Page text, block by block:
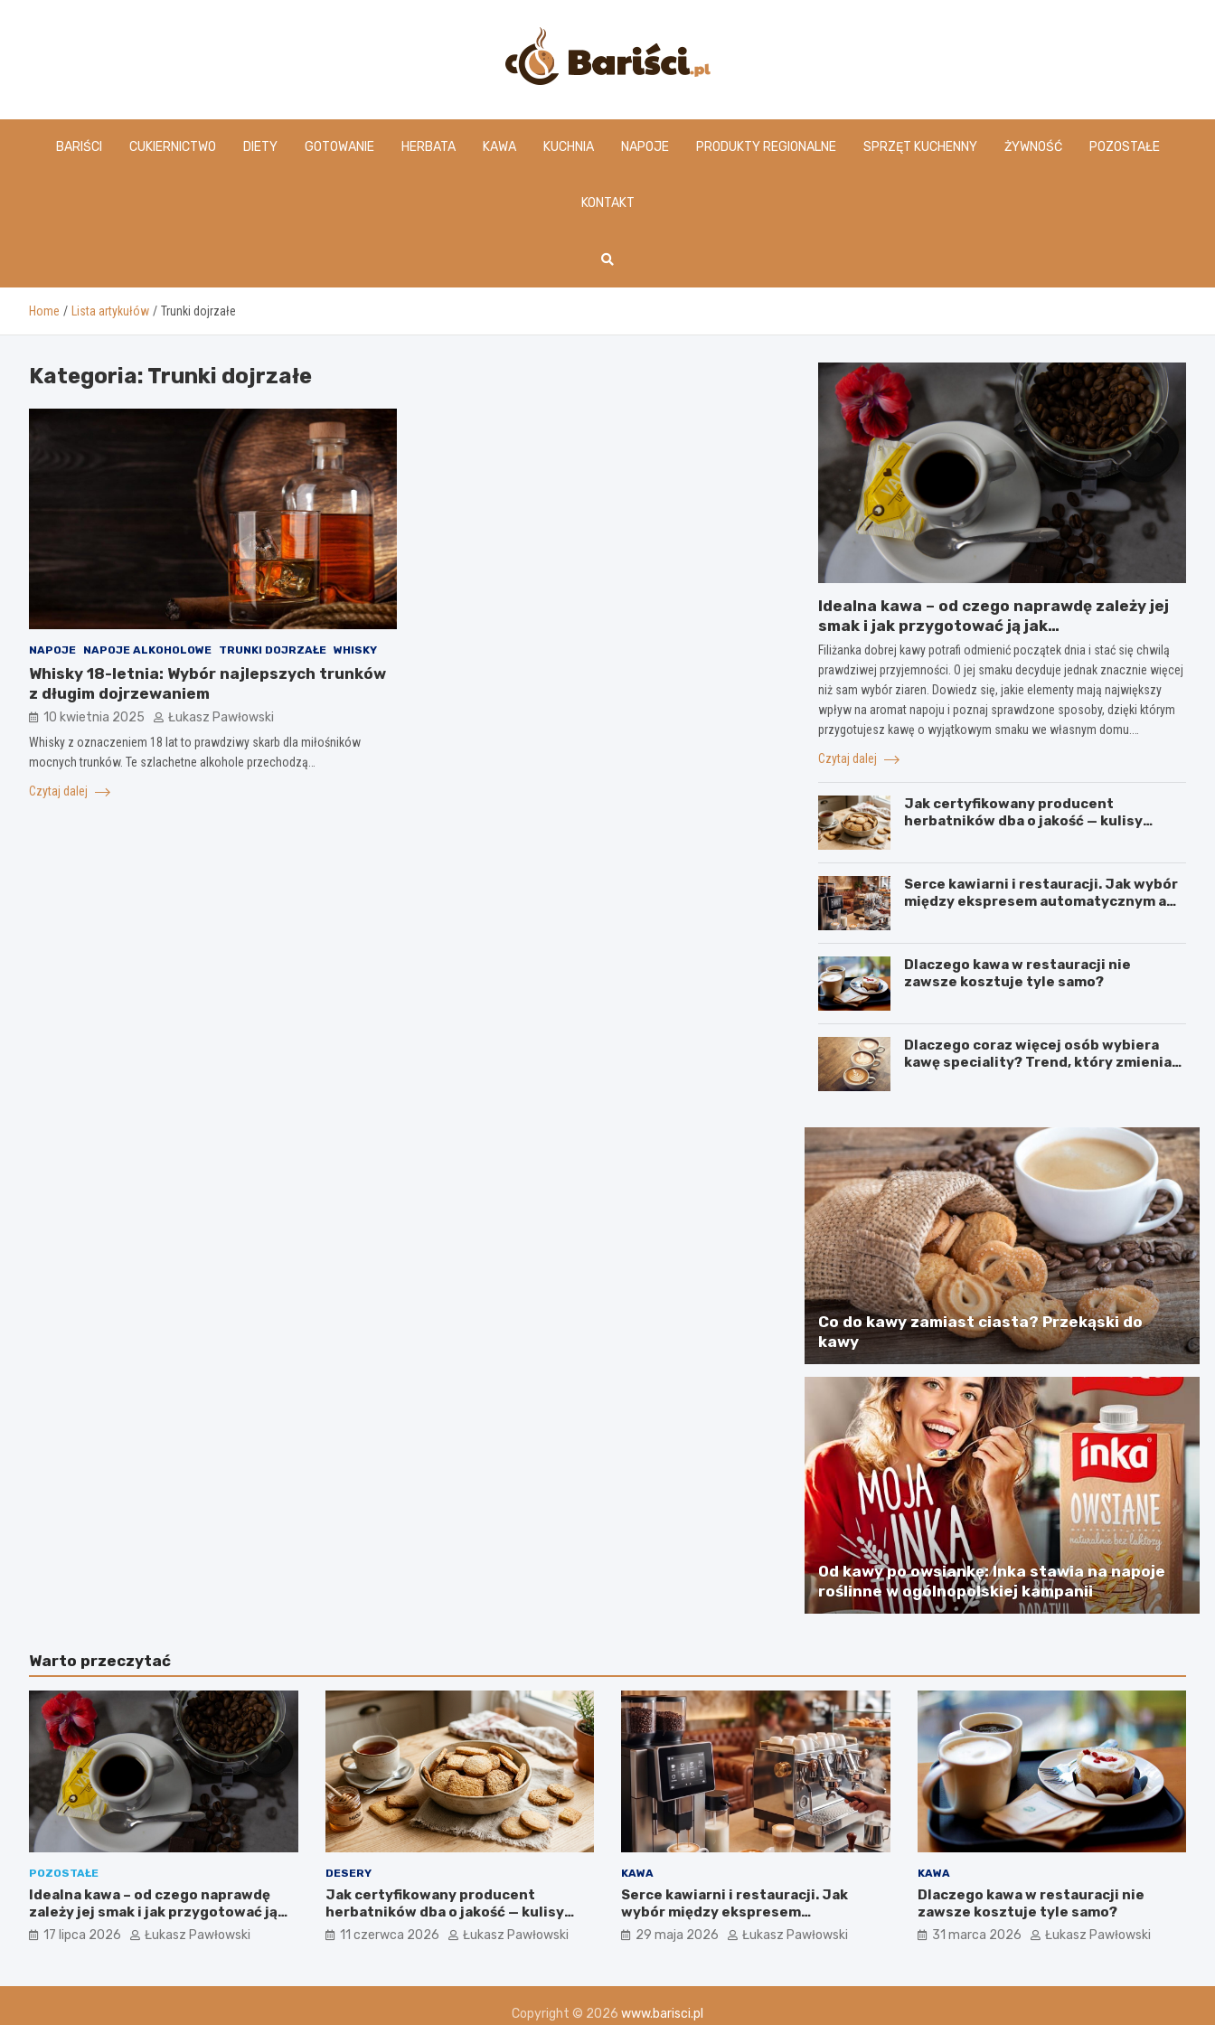
www.barisci.pl
BARIŚCI CUKIERNICTWO DIETY GOTOWANIE HERBATA KAWA KUCHNIA NAPOJE PRODUKTY REGIONALNE SPRZĘT KUCHENNY ŻYWNOŚĆ POZOSTAŁE
KONTAKT
Home Lista artykułów Trunki dojrzałe
Kategoria: Trunki dojrzałe
NAPOJE NAPOJE ALKOHOLOWE TRUNKI DOJRZAŁE WHISKY
Whisky 18-letnia: Wybór najlepszych trunków
z długim dojrzewaniem
10 kwietnia 2025 Łukasz Pawłowski
Whisky z oznaczeniem 18 lat to prawdziwy skarb dla miłośników
mocnych trunków. Te szlachetne alkohole przechodzą…
Czytaj dalej
Idealna kawa – od czego naprawdę zależy jej
smak i jak przygotować ją jak
profesjonalista?
Filiżanka dobrej kawy potrafi odmienić początek dnia i stać się chwilą
prawdziwej przyjemności. O jej smaku decyduje jednak znacznie więcej
niż sam wybór ziaren. Dowiedz się, jakie elementy mają największy
wpływ na aromat napoju i poznaj sprawdzone sposoby, dzięki którym
przygotujesz kawę o wyjątkowym smaku we własnym domu.…
Czytaj dalej
Jak certyfikowany producent
herbatników dba o jakość — kulisy
Serce kawiarni i restauracji. Jak wybór
między ekspresem automatycznym a
Dlaczego kawa w restauracji nie
zawsze kosztuje tyle samo?
Dlaczego coraz więcej osób wybiera
kawę speciality? Trend, który zmienia
Co do kawy zamiast ciasta? Przekąski do
kawy
Od kawy po owsiankę: Inka stawia na napoje
roślinne w ogólnopolskiej kampanii
Warto przeczytać
POZOSTAŁE
Idealna kawa – od czego naprawdę
zależy jej smak i jak przygotować ją
jak profesjonalista?
17 lipca 2026 Łukasz Pawłowski
DESERY
Jak certyfikowany producent
herbatników dba o jakość — kulisy
produkcji w firmie IGA z Mogielnicy
11 czerwca 2026 Łukasz Pawłowski
KAWA
Serce kawiarni i restauracji. Jak
wybór między ekspresem
automatycznym a kolbowym wpływa
na jakość w filiżance?
29 maja 2026 Łukasz Pawłowski
KAWA
Dlaczego kawa w restauracji nie
zawsze kosztuje tyle samo?
31 marca 2026 Łukasz Pawłowski
Copyright © 2026 www.barisci.pl